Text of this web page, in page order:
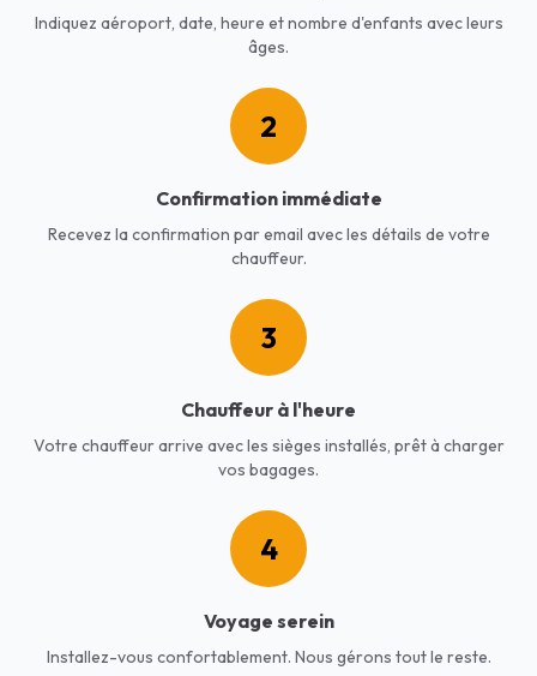
Indiquez aéroport, date, heure et nombre d'enfants avec leurs
âges.
2
Confirmation immédiate
Recevez la confirmation par email avec les détails de votre
chauffeur.
3
Chauffeur à l'heure
Votre chauffeur arrive avec les sièges installés, prêt à charger
vos bagages.
4
Voyage serein
Installez-vous confortablement. Nous gérons tout le reste.